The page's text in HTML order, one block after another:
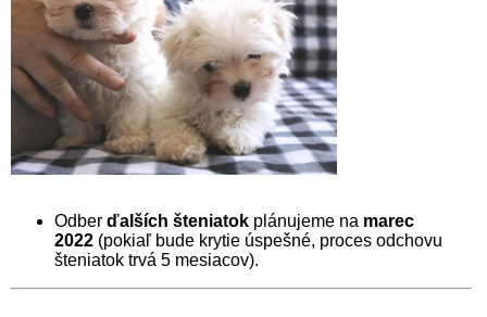
Odber ďalších šteniatok plánujeme na marec
2022 (pokiaľ bude krytie úspešné, proces odchovu
šteniatok trvá 5 mesiacov).